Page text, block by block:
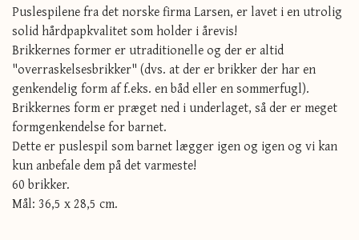
Puslespilene fra det norske firma Larsen, er lavet i en utrolig
solid hårdpapkvalitet som holder i årevis!
Brikkernes former er utraditionelle og der er altid
"overraskelsesbrikker" (dvs. at der er brikker der har en
genkendelig form af f.eks. en båd eller en sommerfugl).
Brikkernes form er præget ned i underlaget, så der er meget
formgenkendelse for barnet.
Dette er puslespil som barnet lægger igen og igen og vi kan
kun anbefale dem på det varmeste!
60 brikker.
Mål: 36,5 x 28,5 cm.